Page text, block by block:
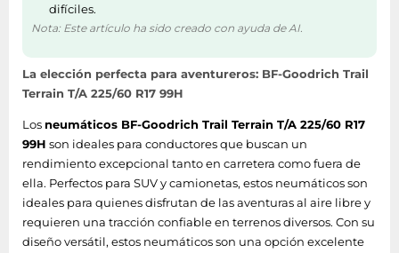
difíciles.
Nota: Este artículo ha sido creado con ayuda de AI.
La elección perfecta para aventureros: BF-Goodrich Trail
Terrain T/A 225/60 R17 99H
Los neumáticos BF-Goodrich Trail Terrain T/A 225/60 R17
99H son ideales para conductores que buscan un
rendimiento excepcional tanto en carretera como fuera de
ella. Perfectos para SUV y camionetas, estos neumáticos son
ideales para quienes disfrutan de las aventuras al aire libre y
requieren una tracción confiable en terrenos diversos. Con su
diseño versátil, estos neumáticos son una opción excelente